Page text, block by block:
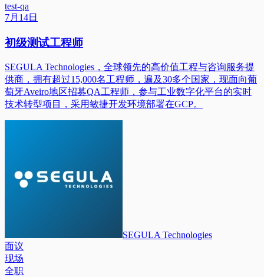
test-qa
7月14日
初级测试工程师
SEGULA Technologies，全球领先的高价值工程与咨询服务提
供商，拥有超过15,000名工程师，遍及30多个国家，现面向葡
萄牙Aveiro地区招募QA工程师，参与工业数字化平台的实时
技术转型项目，采用敏捷开发环境部署在GCP。
SEGULA Technologies
面议
现场
全职